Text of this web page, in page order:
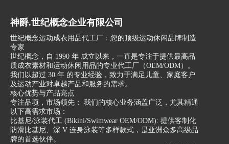
神爵.世纪概念企业有限公司
世纪概念运动成衣用品代工厂：您的顶级运动休闲品牌制造
专家
世纪概念，自 1990 年 成立以来，一直是专注于提供最高品
质成衣素材和运动休闲用品的专业代工厂（OEM/ODM）。
我们以超过 30 年 的专业经验，致力于满足儿童、家庭客户
及运动产业对卓越产品和服务的需求。
核心优势与产品亮点
专注品项，市场领先： 我们的核心业务涵盖广泛，尤其精通
以下高需求市场：
比基尼/泳装代工 (Bikini/Swimwear OEM/ODM): 提供客制化
防滑比基尼、深 V 连身泳装等多样款式，是亚洲众多高级品
牌的首选伙伴。